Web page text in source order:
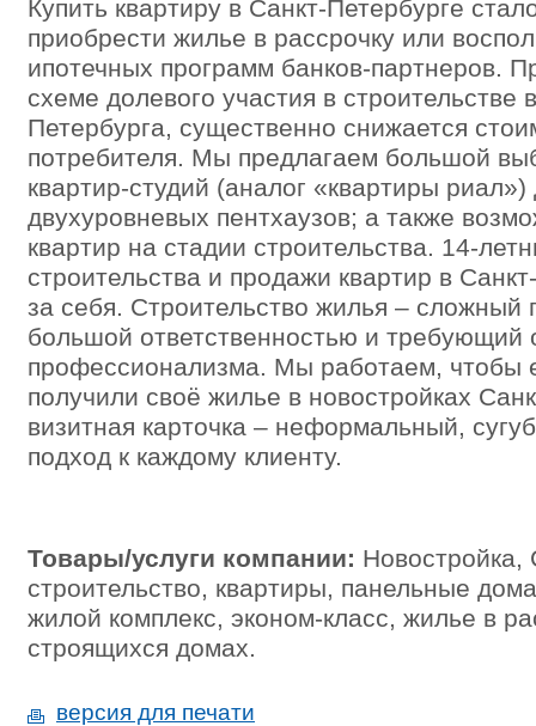
Купить квартиру в Санкт-Петербурге
приобрести жилье в рассрочку или
ипотечных программ банков-партнеров.
схеме долевого участия в строительстве
Петербурга, существенно снижается
потребителя. Мы предлагаем большой
квартир-студий (аналог «квартиры
двухуровневых пентхаузов; а также
квартир на стадии строительства. 14-
строительства и продажи квартир в
за себя. Строительство жилья – сложный
большой ответственностью и требующий
профессионализма. Мы работаем, чтобы
получили своё жилье в новостройках
визитная карточка – неформальный,
подход к каждому клиенту.
Товары/услуги компании: Новостройка,
строительство, квартиры, панельные
жилой комплекс, эконом-класс, жилье в
строящихся домах.
версия для печати